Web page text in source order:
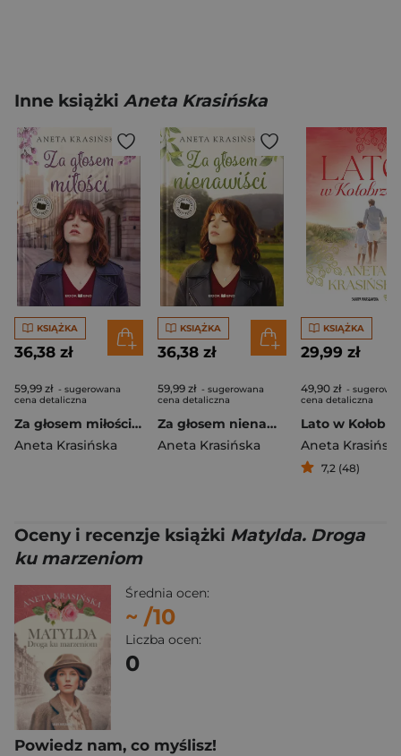
Inne książki Aneta Krasińska
KSIĄŻKA
36,38 zł
59,99 zł - sugerowana
cena detaliczna
Za głosem miłości. Barwy uczuć. Tom 1 Duże Litery
Aneta Krasińska
KSIĄŻKA
36,38 zł
59,99 zł - sugerowana
cena detaliczna
Za głosem nienawiści. Barwy uczuć. Tom 2 Duże litery
Aneta Krasińska
KSIĄŻKA
29,99 zł
49,90 zł -
cena detaliczna
Lato w
Aneta
7,2 (48)
Oceny i recenzje książki Matylda. Droga
ku marzeniom
Średnia ocen:
~ /10
Liczba ocen:
0
Powiedz nam, co myślisz!